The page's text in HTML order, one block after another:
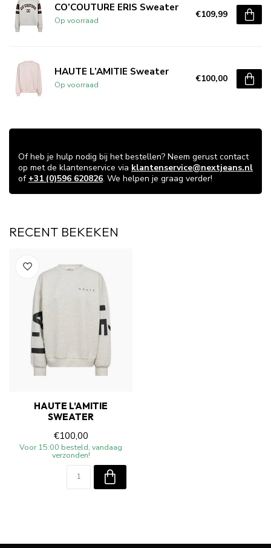
CO’COUTURE ERIS Sweater
Op voorraad
€109,99
HAUTE L’AMITIE Sweater
Op voorraad
€100,00
Of heb je hulp nodig bij het bestellen? Neem gerust contact
op met de klantenservice via klantenservice@nextjeans.nl
of +31 (0)596 620826. We helpen je graag verder!
RECENT BEKEKEN
HAUTE L’AMITIE
SWEATER
€100,00
Voor 15:00 besteld, vandaag
verzonden!